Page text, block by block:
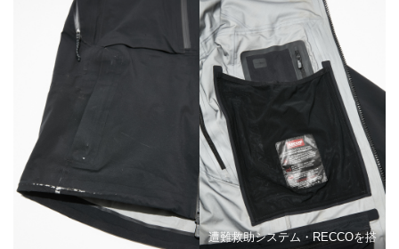
遭難救助システム・RECCOを搭